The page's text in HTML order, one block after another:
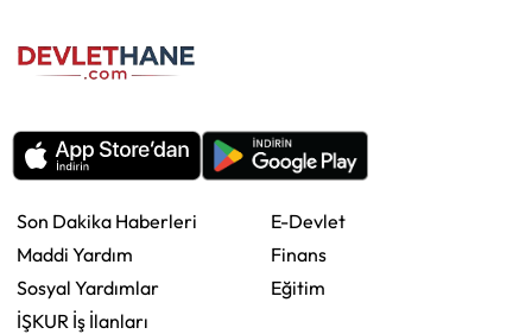
Son Dakika Haberleri
Maddi Yardım
Sosyal Yardımlar
İŞKUR İş İlanları
E-Devlet
Finans
Eğitim